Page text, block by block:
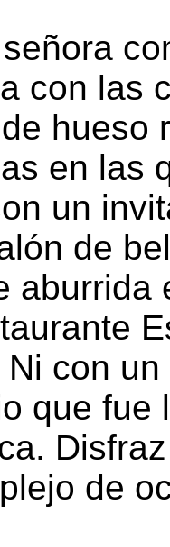
con las
hueso
en las
un
de
aburrida
con
que fue
de